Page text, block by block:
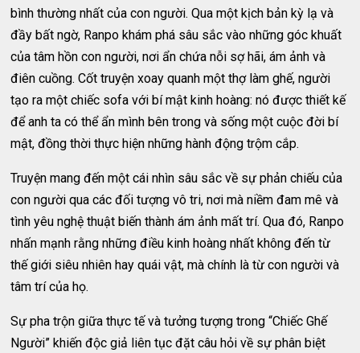
bình thường nhất của con người. Qua một kịch bản kỳ lạ và
đầy bất ngờ, Ranpo khám phá sâu sắc vào những góc khuất
của tâm hồn con người, nơi ẩn chứa nỗi sợ hãi, ám ảnh và
điên cuồng. Cốt truyện xoay quanh một thợ làm ghế, người
tạo ra một chiếc sofa với bí mật kinh hoàng: nó được thiết kế
để anh ta có thể ẩn mình bên trong và sống một cuộc đời bí
mật, đồng thời thực hiện những hành động trộm cắp.
Truyện mang đến một cái nhìn sâu sắc về sự phản chiếu của
con người qua các đối tượng vô tri, nơi mà niềm đam mê và
tình yêu nghệ thuật biến thành ám ảnh mất trí. Qua đó, Ranpo
nhấn mạnh rằng những điều kinh hoàng nhất không đến từ
thế giới siêu nhiên hay quái vật, mà chính là từ con người và
tâm trí của họ.
Sự pha trộn giữa thực tế và tưởng tượng trong “Chiếc Ghế
Người” khiến độc giả liên tục đặt câu hỏi về sự phân biệt